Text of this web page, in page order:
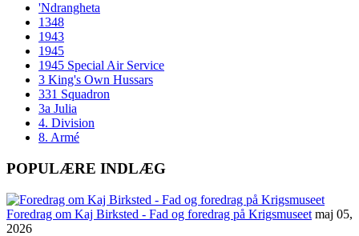
'Ndrangheta
1348
1943
1945
1945 Special Air Service
3 King's Own Hussars
331 Squadron
3a Julia
4. Division
8. Armé
POPULÆRE INDLÆG
Foredrag om Kaj Birksted - Fad og foredrag på Krigsmuseet maj 05,
2026